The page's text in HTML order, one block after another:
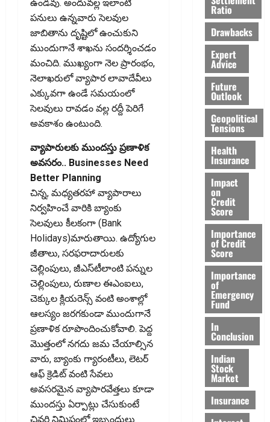
ఉండవు. అందువల్ల ఇలాంటి
పనులు ఉన్నవారు సెలవుల
జాబితాను దృష్టిలో ఉంచుకుని
ముందుగానే శాఖను సందర్శించడం
మంచిది. ముఖ్యంగా నెల ప్రారంభం,
నెలాఖరులో వ్యాపార లావాదేవీలు
ఎక్కువగా ఉండే సమయంలో
సెలవులు రావడం వల్ల రద్దీ పెరిగే
అవకాశం ఉంటుంది.
వ్యాపారులకు ముందస్తు ప్రణాళిక
అవసరం.. Businesses Need
Better Planning
చిన్న, మధ్యతరహా వ్యాపారాలు
నిర్వహించే వారికి బ్యాంకు
సెలవులు కీలకంగా (Bank
Holidays)మారుతాయి. ఉద్యోగుల
జీతాలు, సరఫరాదారులకు
చెల్లింపులు, జీఎస్‌టీలాంటి పన్నుల
చెల్లింపులు, రుణాల ఈఎంఐలు,
చెక్కుల క్లియరెన్స్‌ వంటి అంశాల్లో
ఆలస్యం జరగకుండా ముందుగానే
ప్రణాళిక రూపొందించుకోవాలి. పెద్ద
మొత్తంలో నగదు జమ చేయాల్సిన
వారు, బ్యాంకు గ్యారంటీలు, లెటర్‌
ఆఫ్‌ క్రెడిట్‌ వంటి సేవలు
అవసరమైన వ్యాపారవేత్తలు కూడా
ముందస్తు ఏర్పాట్లు చేసుకుంటే
చివరి నిమిషంలో ఇబ్బందులు
Ratio
Drawbacks
Expert
Advice
Future
Outlook
Geopolitical
Tensions
Health
Insurance
Impact
on
Credit
Score
Importance
of Credit
Score
Importance
of
Emergency
Fund
In
Conclusion
Indian
Stock
Market
Insurance